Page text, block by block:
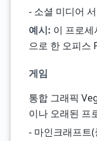
- 소셜 미디어
예시: 이 프로세
으로 한 오피스
게임
통합 그래픽
이나 오래된 프
- 마인크래프트(